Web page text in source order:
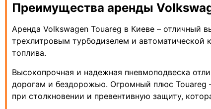
Преимущества аренды
Аренда Volkswagen Touareg в Киеве – отличный
трехлитровым турбодизелем и автоматической
топлива.
Высокопрочная и надежная пневмоподвеска
дорогам и бездорожью. Огромный плюс Touareg
при столкновении и превентивную защиту,